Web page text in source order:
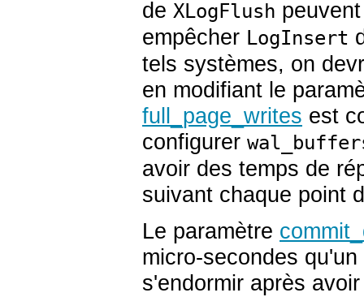
de XLogFlush
empêcher LogInsert
tels systèmes, on
en modifiant le
full_page_writes est
configurer
avoir des temps de
suivant chaque point
Le paramètre
micro-secondes
s'endormir après